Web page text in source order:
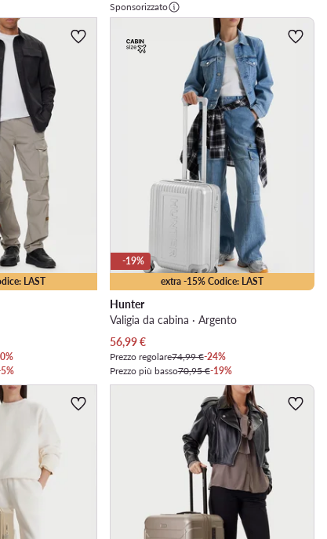
LAST
Sponsorizzato
extra -15% Codice: LAST
-19%
Hunter
Valigia da cabina · Argento
Prezzo attuale
56,99€
Prezzo regolare74,99 €-24%
Prezzo più basso70,95 €-19%